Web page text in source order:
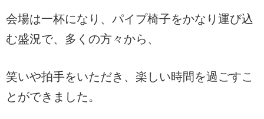
会場は一杯になり、パイプ椅子をかなり運び込
む盛況で、多くの方々から、
笑いや拍手をいただき、楽しい時間を過ごすこ
とができました。